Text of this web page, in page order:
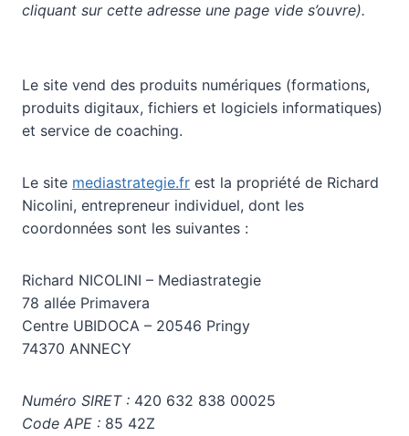
cliquant sur cette adresse une page vide s’ouvre).
Le site vend des produits numériques (formations,
produits digitaux, fichiers et logiciels informatiques)
et service de coaching.
Le site mediastrategie.fr est la propriété de Richard
Nicolini, entrepreneur individuel, dont les
coordonnées sont les suivantes :
Richard NICOLINI – Mediastrategie
78 allée Primavera
Centre UBIDOCA – 20546 Pringy
74370 ANNECY
Numéro SIRET : 420 632 838 00025
Code APE : 85 42Z